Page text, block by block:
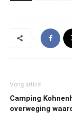
Vorig artikel
Camping
overweging